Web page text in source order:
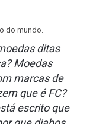
do mundo.
ditas
Moedas
marcas de
que é FC?
escrito que